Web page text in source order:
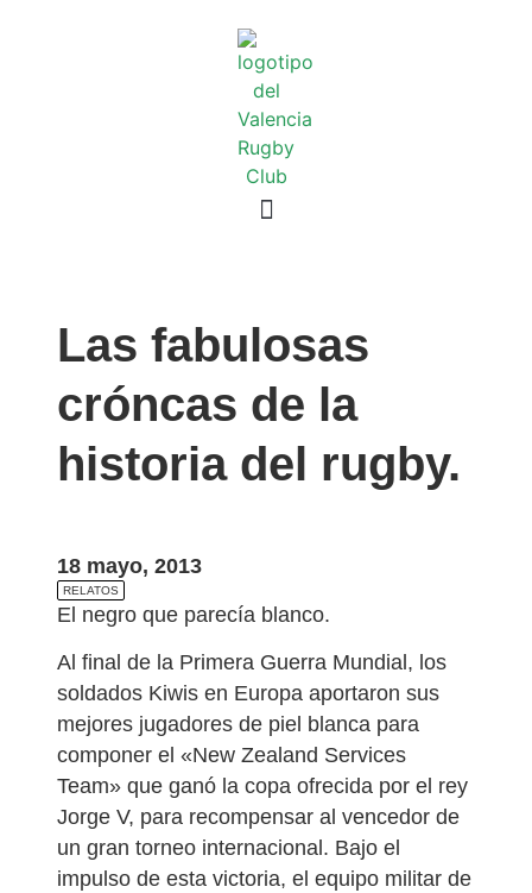
Las fabulosas
cróncas de la
historia del rugby.
18 mayo, 2013
RELATOS
El negro que parecía blanco.
Al final de la Primera Guerra Mundial, los
soldados Kiwis en Europa aportaron sus
mejores jugadores de piel blanca para
componer el «New Zealand Services
Team» que ganó la copa ofrecida por el rey
Jorge V, para recompensar al vencedor de
un gran torneo internacional. Bajo el
impulso de esta victoria, el equipo militar de